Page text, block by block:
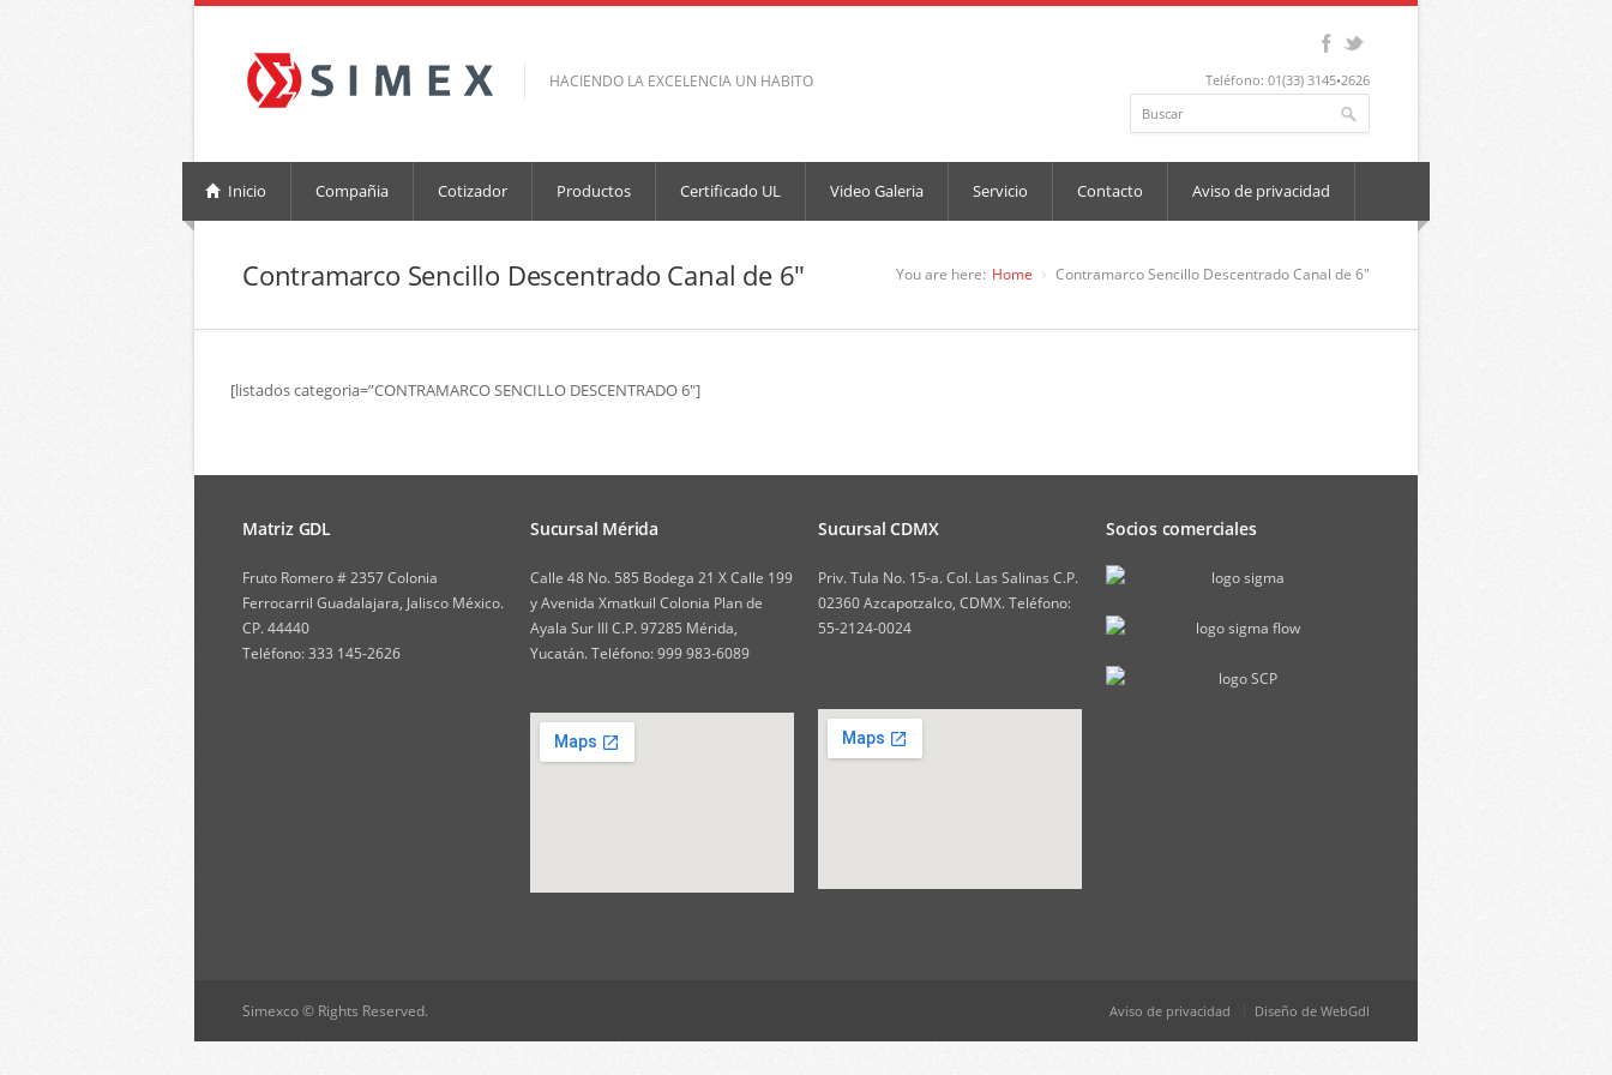
HACIENDO LA EXCELENCIA UN HABITO Teléfono: 01(33) 3145•2626
Inicio Compañia Cotizador Productos Certificado UL Video Galeria Servicio Contacto Aviso de privacidad
Contramarco Sencillo Descentrado Canal de 6″ You are here: Home Contramarco Sencillo Descentrado Canal de 6″
[listados categoria=”CONTRAMARCO SENCILLO DESCENTRADO 6″]
Matriz GDL
Fruto Romero # 2357 Colonia
Ferrocarril Guadalajara, Jalisco México.
CP. 44440
Teléfono: 333 145-2626
Sucursal Mérida
Calle 48 No. 585 Bodega 21 X Calle 199
y Avenida Xmatkuil Colonia Plan de
Ayala Sur III C.P. 97285 Mérida,
Yucatán. Teléfono: 999 983-6089
Sucursal CDMX
Priv. Tula No. 15-a. Col. Las Salinas C.P.
02360 Azcapotzalco, CDMX. Teléfono:
55-2124-0024
Socios comerciales
Simexco © Rights Reserved. Aviso de privacidad Diseño de WebGdl